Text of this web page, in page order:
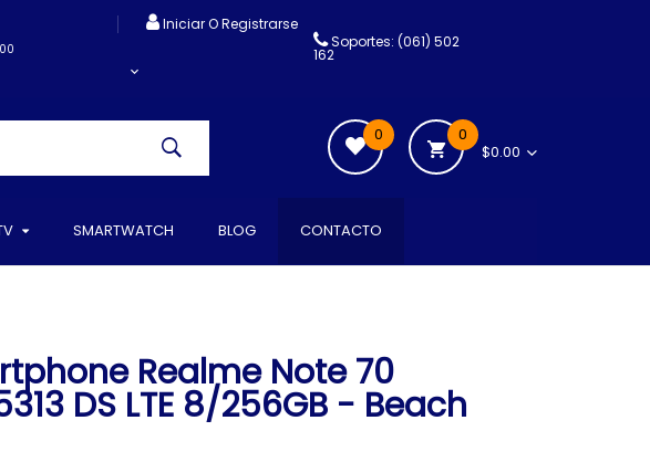
Iniciar O Registrarse
Soportes: (061) 502
162
0
$0.00
0
SMARTWATCH BLOG CONTACTO
Realme Note 70
DS LTE 8/256GB - Beach